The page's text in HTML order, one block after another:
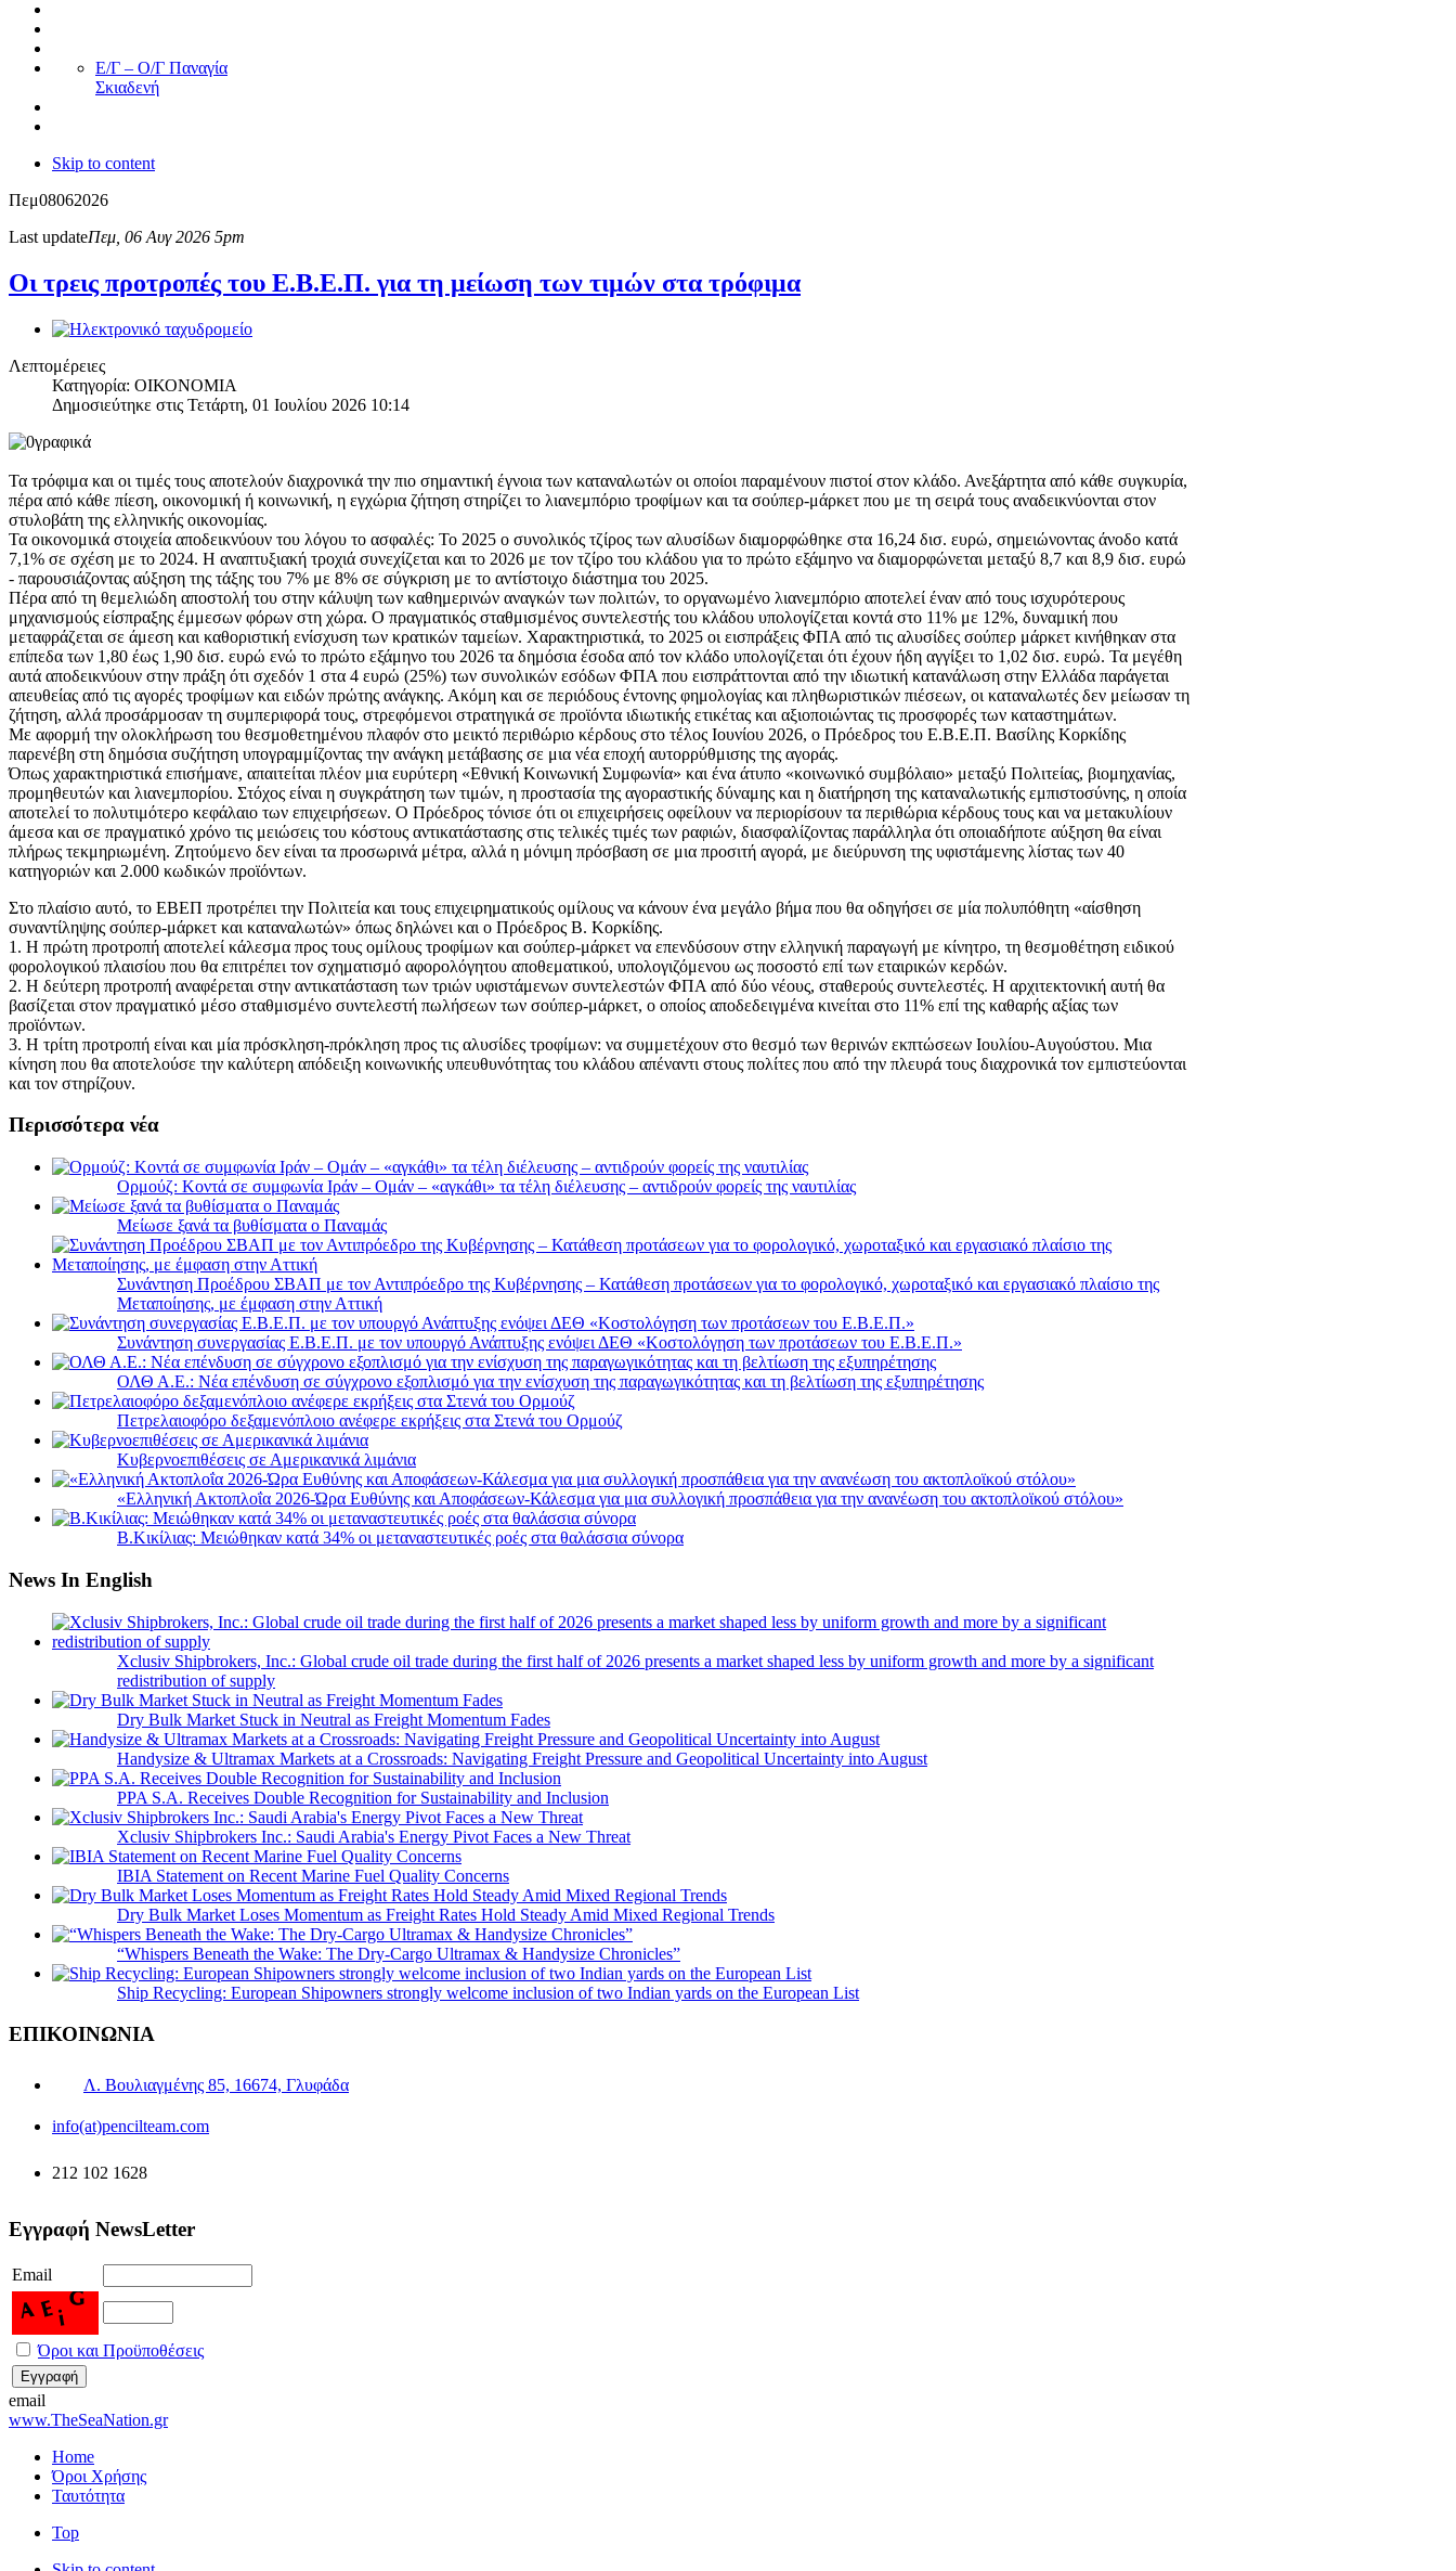
Ε/Γ – Ο/Γ Παναγία
Σκιαδενή
Skip to content
Πεμ08062026
Last updateΠεμ, 06 Αυγ 2026 5pm
Οι τρεις προτροπές του Ε.Β.Ε.Π. για τη μείωση των τιμών στα τρόφιμα
Λεπτομέρειες
Κατηγορία: ΟΙΚΟΝΟΜΙΑ
Δημοσιεύτηκε στις Τετάρτη, 01 Ιουλίου 2026 10:14
Τα τρόφιμα και οι τιμές τους αποτελούν διαχρονικά την πιο σημαντική έγνοια των καταναλωτών οι οποίοι παραμένουν πιστοί στον κλάδο. Ανεξάρτητα από κάθε συγκυρία,
πέρα από κάθε πίεση, οικονομική ή κοινωνική, η εγχώρια ζήτηση στηρίζει το λιανεμπόριο τροφίμων και τα σούπερ-μάρκετ που με τη σειρά τους αναδεικνύονται στον
στυλοβάτη της ελληνικής οικονομίας.
Τα οικονομικά στοιχεία αποδεικνύουν του λόγου το ασφαλές: Το 2025 ο συνολικός τζίρος των αλυσίδων διαμορφώθηκε στα 16,24 δισ. ευρώ, σημειώνοντας άνοδο κατά
7,1% σε σχέση με το 2024. Η αναπτυξιακή τροχιά συνεχίζεται και το 2026 με τον τζίρο του κλάδου για το πρώτο εξάμηνο να διαμορφώνεται μεταξύ 8,7 και 8,9 δισ. ευρώ
- παρουσιάζοντας αύξηση της τάξης του 7% με 8% σε σύγκριση με το αντίστοιχο διάστημα του 2025.
Πέρα από τη θεμελιώδη αποστολή του στην κάλυψη των καθημερινών αναγκών των πολιτών, το οργανωμένο λιανεμπόριο αποτελεί έναν από τους ισχυρότερους
μηχανισμούς είσπραξης έμμεσων φόρων στη χώρα. Ο πραγματικός σταθμισμένος συντελεστής του κλάδου υπολογίζεται κοντά στο 11% με 12%, δυναμική που
μεταφράζεται σε άμεση και καθοριστική ενίσχυση των κρατικών ταμείων. Χαρακτηριστικά, το 2025 οι εισπράξεις ΦΠΑ από τις αλυσίδες σούπερ μάρκετ κινήθηκαν στα
επίπεδα των 1,80 έως 1,90 δισ. ευρώ ενώ το πρώτο εξάμηνο του 2026 τα δημόσια έσοδα από τον κλάδο υπολογίζεται ότι έχουν ήδη αγγίξει το 1,02 δισ. ευρώ. Τα μεγέθη
αυτά αποδεικνύουν στην πράξη ότι σχεδόν 1 στα 4 ευρώ (25%) των συνολικών εσόδων ΦΠΑ που εισπράττονται από την ιδιωτική κατανάλωση στην Ελλάδα παράγεται
απευθείας από τις αγορές τροφίμων και ειδών πρώτης ανάγκης. Ακόμη και σε περιόδους έντονης φημολογίας και πληθωριστικών πιέσεων, οι καταναλωτές δεν μείωσαν τη
ζήτηση, αλλά προσάρμοσαν τη συμπεριφορά τους, στρεφόμενοι στρατηγικά σε προϊόντα ιδιωτικής ετικέτας και αξιοποιώντας τις προσφορές των καταστημάτων.
Με αφορμή την ολοκλήρωση του θεσμοθετημένου πλαφόν στο μεικτό περιθώριο κέρδους στο τέλος Ιουνίου 2026, ο Πρόεδρος του Ε.Β.Ε.Π. Βασίλης Κορκίδης
παρενέβη στη δημόσια συζήτηση υπογραμμίζοντας την ανάγκη μετάβασης σε μια νέα εποχή αυτορρύθμισης της αγοράς.
Όπως χαρακτηριστικά επισήμανε, απαιτείται πλέον μια ευρύτερη «Εθνική Κοινωνική Συμφωνία» και ένα άτυπο «κοινωνικό συμβόλαιο» μεταξύ Πολιτείας, βιομηχανίας,
προμηθευτών και λιανεμπορίου. Στόχος είναι η συγκράτηση των τιμών, η προστασία της αγοραστικής δύναμης και η διατήρηση της καταναλωτικής εμπιστοσύνης, η οποία
αποτελεί το πολυτιμότερο κεφάλαιο των επιχειρήσεων. Ο Πρόεδρος τόνισε ότι οι επιχειρήσεις οφείλουν να περιορίσουν τα περιθώρια κέρδους τους και να μετακυλίουν
άμεσα και σε πραγματικό χρόνο τις μειώσεις του κόστους αντικατάστασης στις τελικές τιμές των ραφιών, διασφαλίζοντας παράλληλα ότι οποιαδήποτε αύξηση θα είναι
πλήρως τεκμηριωμένη. Ζητούμενο δεν είναι τα προσωρινά μέτρα, αλλά η μόνιμη πρόσβαση σε μια προσιτή αγορά, με διεύρυνση της υφιστάμενης λίστας των 40
κατηγοριών και 2.000 κωδικών προϊόντων.
Στο πλαίσιο αυτό, το ΕΒΕΠ προτρέπει την Πολιτεία και τους επιχειρηματικούς ομίλους να κάνουν ένα μεγάλο βήμα που θα οδηγήσει σε μία πολυπόθητη «αίσθηση
συναντίληψης σούπερ-μάρκετ και καταναλωτών» όπως δηλώνει και ο Πρόεδρος Β. Κορκίδης.
1. Η πρώτη προτροπή αποτελεί κάλεσμα προς τους ομίλους τροφίμων και σούπερ-μάρκετ να επενδύσουν στην ελληνική παραγωγή με κίνητρο, τη θεσμοθέτηση ειδικού
φορολογικού πλαισίου που θα επιτρέπει τον σχηματισμό αφορολόγητου αποθεματικού, υπολογιζόμενου ως ποσοστό επί των εταιρικών κερδών.
2. Η δεύτερη προτροπή αναφέρεται στην αντικατάσταση των τριών υφιστάμενων συντελεστών ΦΠΑ από δύο νέους, σταθερούς συντελεστές. Η αρχιτεκτονική αυτή θα
βασίζεται στον πραγματικό μέσο σταθμισμένο συντελεστή πωλήσεων των σούπερ-μάρκετ, ο οποίος αποδεδειγμένα κινείται στο 11% επί της καθαρής αξίας των
προϊόντων.
3. Η τρίτη προτροπή είναι και μία πρόσκληση-πρόκληση προς τις αλυσίδες τροφίμων: να συμμετέχουν στο θεσμό των θερινών εκπτώσεων Ιουλίου-Αυγούστου. Μια
κίνηση που θα αποτελούσε την καλύτερη απόδειξη κοινωνικής υπευθυνότητας του κλάδου απέναντι στους πολίτες που από την πλευρά τους διαχρονικά τον εμπιστεύονται
και τον στηρίζουν.
Περισσότερα νέα
Ορμούζ: Κοντά σε συμφωνία Ιράν – Ομάν – «αγκάθι» τα τέλη διέλευσης – αντιδρούν φορείς της ναυτιλίας
Μείωσε ξανά τα βυθίσματα ο Παναμάς
Συνάντηση Προέδρου ΣΒΑΠ με τον Αντιπρόεδρο της Κυβέρνησης – Κατάθεση προτάσεων για το φορολογικό, χωροταξικό και εργασιακό πλαίσιο της
Μεταποίησης, με έμφαση στην Αττική
Συνάντηση συνεργασίας Ε.Β.Ε.Π. με τον υπουργό Ανάπτυξης ενόψει ΔΕΘ «Κοστολόγηση των προτάσεων του Ε.Β.Ε.Π.»
ΟΛΘ Α.Ε.: Νέα επένδυση σε σύγχρονο εξοπλισμό για την ενίσχυση της παραγωγικότητας και τη βελτίωση της εξυπηρέτησης
Πετρελαιοφόρο δεξαμενόπλοιο ανέφερε εκρήξεις στα Στενά του Ορμούζ
Κυβερνοεπιθέσεις σε Αμερικανικά λιμάνια
«Ελληνική Ακτοπλοΐα 2026-Ώρα Ευθύνης και Αποφάσεων-Κάλεσμα για μια συλλογική προσπάθεια για την ανανέωση του ακτοπλοϊκού στόλου»
B.Κικίλιας: Μειώθηκαν κατά 34% οι μεταναστευτικές ροές στα θαλάσσια σύνορα
News In English
Xclusiv Shipbrokers, Inc.: Global crude oil trade during the first half of 2026 presents a market shaped less by uniform growth and more by a significant
redistribution of supply
Dry Bulk Market Stuck in Neutral as Freight Momentum Fades
Handysize & Ultramax Markets at a Crossroads: Navigating Freight Pressure and Geopolitical Uncertainty into August
PPA S.A. Receives Double Recognition for Sustainability and Inclusion
Xclusiv Shipbrokers Inc.: Saudi Arabia's Energy Pivot Faces a New Threat
IBIA Statement on Recent Marine Fuel Quality Concerns
Dry Bulk Market Loses Momentum as Freight Rates Hold Steady Amid Mixed Regional Trends
“Whispers Beneath the Wake: The Dry‑Cargo Ultramax & Handysize Chronicles”
Ship Recycling: European Shipowners strongly welcome inclusion of two Indian yards on the European List
ΕΠΙΚΟΙΝΩΝΙΑ
Λ. Βουλιαγμένης 85, 16674, Γλυφάδα
info(at)pencilteam.com
212 102 1628
Εγγραφή NewsLetter
Email
Όροι και Προϋποθέσεις
email
www.TheSeaNation.gr
Home
Όροι Χρήσης
Ταυτότητα
Top